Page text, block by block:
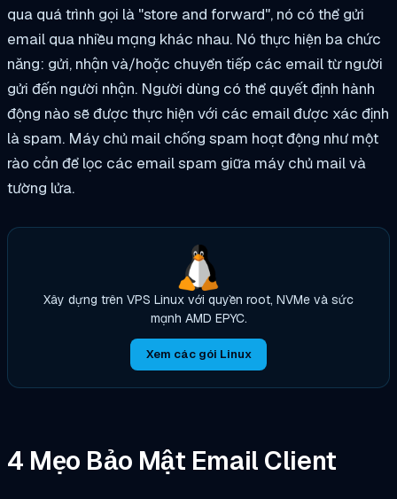
qua quá trình gọi là "store and forward", nó có thể gửi
email qua nhiều mạng khác nhau. Nó thực hiện ba chức
năng: gửi, nhận và/hoặc chuyển tiếp các email từ người
gửi đến người nhận. Người dùng có thể quyết định hành
động nào sẽ được thực hiện với các email được xác định
là spam. Máy chủ mail chống spam hoạt động như một
rào cản để lọc các email spam giữa máy chủ mail và
tường lửa.
Xây dựng trên VPS Linux với quyền root, NVMe và sức
mạnh AMD EPYC.
Xem các gói Linux
4 Mẹo Bảo Mật Email Client